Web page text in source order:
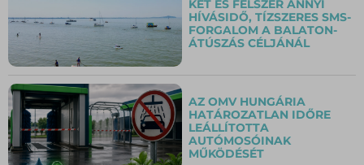
KÉT ÉS FÉLSZER ANNYI
HÍVÁSIDŐ, TÍZSZERES SMS-
FORGALOM A BALATON-
ÁTÚSZÁS CÉLJÁNÁL
AZ OMV HUNGÁRIA
HATÁROZATLAN IDŐRE
LEÁLLÍTOTTA
AUTÓMOSÓINAK
MŰKÖDÉSÉT